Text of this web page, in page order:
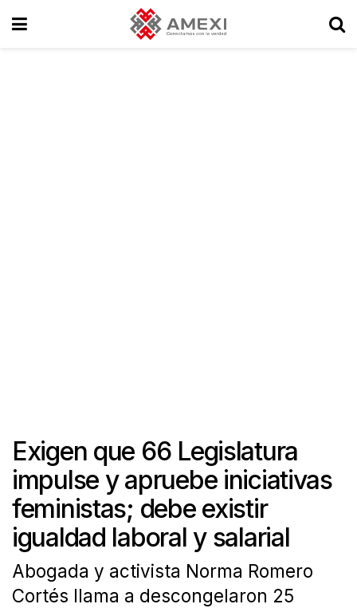
Exigen que 66 Legislatura
impulse y apruebe iniciativas
feministas; debe existir
igualdad laboral y salarial
Abogada y activista Norma Romero
Cortés llama a descongelaron 25